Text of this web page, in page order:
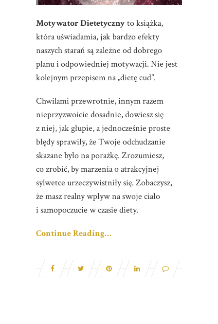
Motywator Dietetycznyto książka,
która uświadamia, jak bardzo efekty
naszych starań są zależne od dobrego
planu i odpowiedniej motywacji. Nie jest
kolejnym przepisem na „dietę cud”.
Chwilami przewrotnie, innym razem
nieprzyzwoicie dosadnie, dowiesz się
z niej, jak głupie, a jednocześnie proste
błędy sprawiły, że Twoje odchudzanie
skazane było na porażkę. Zrozumiesz,
co zrobić, by marzenia o atrakcyjnej
sylwetce urzeczywistniły się. Zobaczysz,
że masz realny wpływ na swoje ciało
i samopoczucie w czasie diety.
Continue Reading…